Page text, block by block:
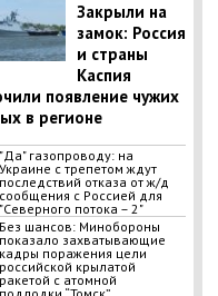
Закрыли на
замок: Россия
и страны
Каспия
появление чужих
в регионе
"Да" газопроводу: на
Украине с трепетом ждут
последствий отказа от ж/д
сообщения с Россией для
"Северного потока – 2"
Без шансов: Минобороны
показало захватывающие
кадры поражения цели
российской крылатой
ракетой с атомной